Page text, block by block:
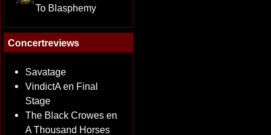
To Blasphemy
Concertreviews
Savatage
VindictA en Final
Stage
The Black Crowes en
A Thousand Horses